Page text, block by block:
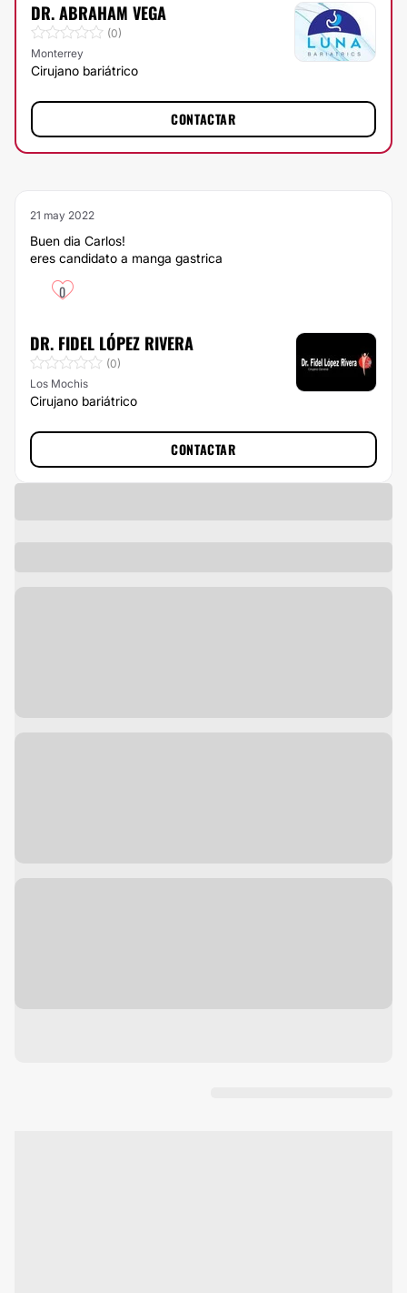
DR. ABRAHAM VEGA
(0)
Monterrey
Cirujano bariátrico
CONTACTAR
21 may 2022
Buen dia Carlos!
eres candidato a manga gastrica
0
DR. FIDEL LÓPEZ RIVERA
(0)
Los Mochis
Cirujano bariátrico
CONTACTAR